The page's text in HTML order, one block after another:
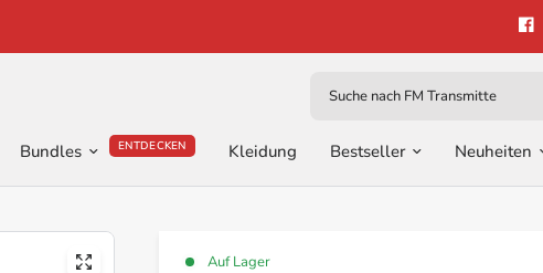
Bundles ENTDECKEN Kleidung Bestseller Neuheiten
Auf Lager